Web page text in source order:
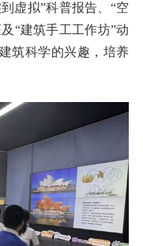
虚拟”科普报告、“空
“建筑手工工作坊”动
筑科学的兴趣，培养